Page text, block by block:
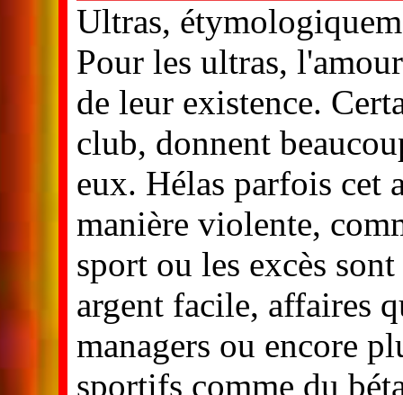
Ultras,
Pour les ultras,
de leur existence.
club, donnent
eux. Hélas parfois cet
manière violente,
sport ou les excès
argent facile, affaires
managers ou encore
sportifs comme du